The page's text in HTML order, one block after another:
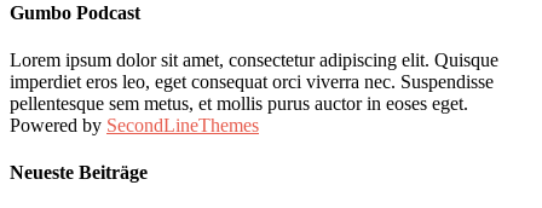
Gumbo Podcast
Lorem ipsum dolor sit amet, consectetur adipiscing elit. Quisque
imperdiet eros leo, eget consequat orci viverra nec. Suspendisse
pellentesque sem metus, et mollis purus auctor in eoses eget.
Powered by SecondLineThemes
Neueste Beiträge